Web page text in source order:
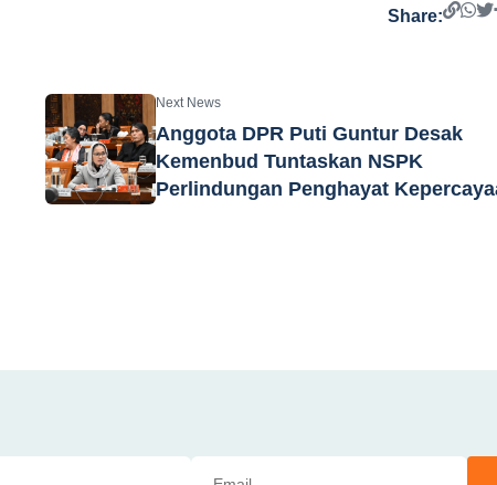
Share:
Next News
Anggota DPR Puti Guntur Desak
Kemenbud Tuntaskan NSPK
Perlindungan Penghayat